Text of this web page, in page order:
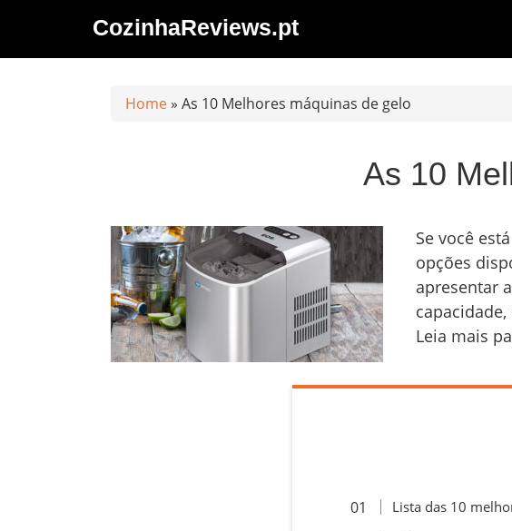
contenido
CozinhaReviews.pt
Home » As 10 Melhores máquinas de gelo
As 10
Se você
opções
apresentar
Leia mais
Lista das 10